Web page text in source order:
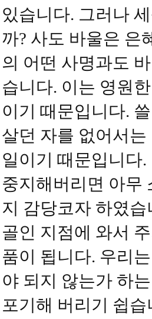
있습니다. 그러나
까? 사도 바울은 은
의 어떤 사명과도
습니다. 이는 영원
이기 때문입니다.
살던 자를 없어서
일이기 때문입니다
중지해버리면 아무
지 감당코자 하였
골인 지점에 와서
품이 됩니다. 우리
야 되지 않는가 하
포기해 버리기 쉽